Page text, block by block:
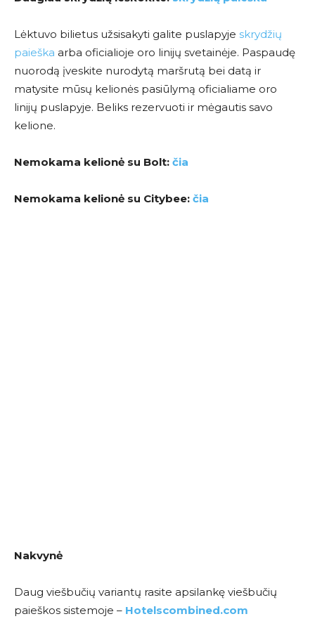
Lėktuvo bilietus užsisakyti galite puslapyje skrydžių
paieška arba oficialioje oro linijų svetainėje. Paspaudę
nuorodą įveskite nurodytą maršrutą bei datą ir
matysite mūsų kelionės pasiūlymą oficialiame oro
linijų puslapyje. Beliks rezervuoti ir mėgautis savo
kelione.
Nemokama kelionė su Bolt: čia
Nemokama kelionė su Citybee: čia
Nakvynė
Daug viešbučių variantų rasite apsilankę viešbučių
paieškos sistemoje – Hotelscombined.com